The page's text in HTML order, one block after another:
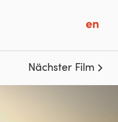
en
Nächster Film